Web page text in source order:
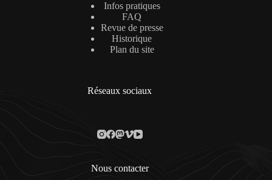
Infos pratiques
FAQ
Revue de presse
Historique
Plan du site
Réseaux sociaux
Nous contacter